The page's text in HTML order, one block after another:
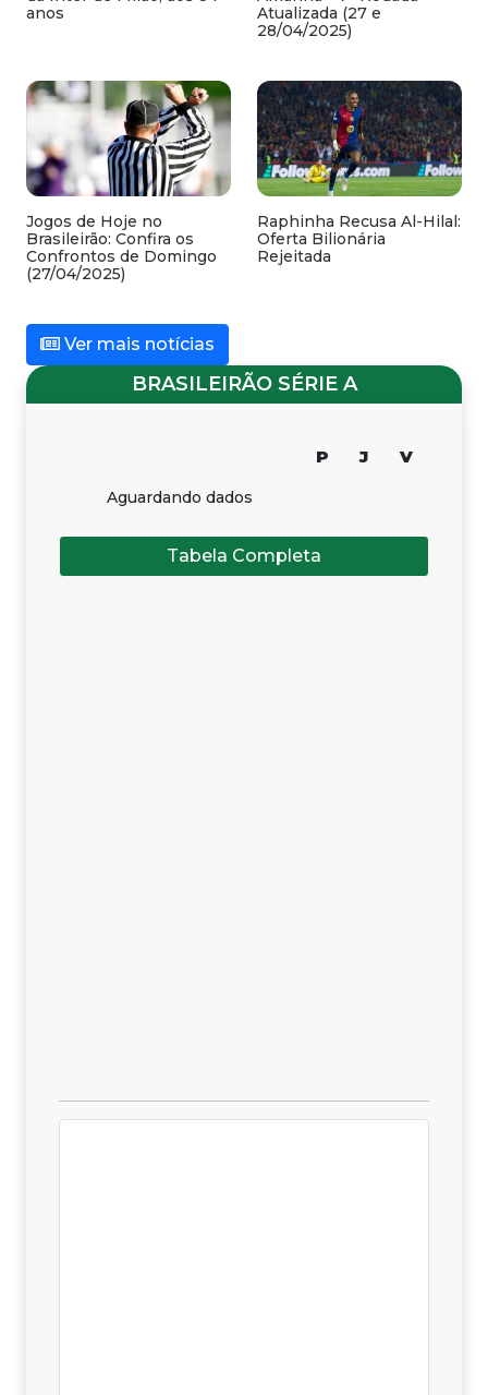
anos
Atualizada (27 e
28/04/2025)
Jogos de Hoje no
Brasileirão: Confira os
Confrontos de Domingo
(27/04/2025)
Raphinha Recusa Al-Hilal:
Oferta Bilionária
Rejeitada
Ver mais notícias
BRASILEIRÃO SÉRIE A
P J V
Aguardando dados
Tabela Completa